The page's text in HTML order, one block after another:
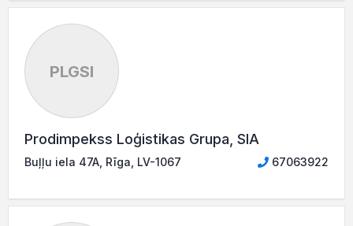
PLGSI
Prodimpekss Loģistikas Grupa, SIA
Buļļu iela 47A, Rīga, LV-1067 67063922